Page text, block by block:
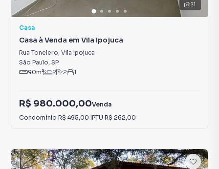
21
Casa
Casa à Venda em Vila Ipojuca
Rua Tonelero, Vila Ipojuca
São Paulo, SP
90m² 2 2 1
R$ 980.000,00Venda
Condomínio R$ 495,00·IPTU R$ 262,00